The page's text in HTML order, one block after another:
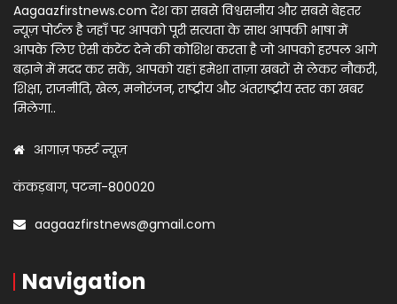
Aagaazfirstnews.com देश का सबसे विश्वसनीय और सबसे बेहतर
न्यूज़ पोर्टल है जहाँ पर आपको पूरी सत्यता के साथ आपकी भाषा में
आपके लिए ऐसी कंटेंट देने की कोशिश करता है जो आपको हरपल आगे
बढ़ाने में मदद कर सकें, आपको यहां हमेशा ताज़ा खबरों से लेकर नौकरी,
शिक्षा, राजनीति, खेल, मनोरंजन, राष्ट्रीय और अंतराष्ट्रीय स्तर का खबर
मिलेगा..
आगाज़ फर्स्ट न्यूज़
कंकड़बाग, पटना-800020
aagaazfirstnews@gmail.com
Navigation